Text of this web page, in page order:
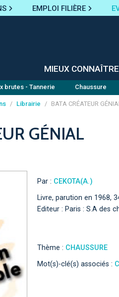
EMPLOI FILIÈRE
MIEUX
brutes - Tannerie Chaussure
/ Librairie / BATA CRÉATEUR
GÉNIAL
Par : CEKOTA(A.)
Livre, parution en 1968,
Editeur : Paris : S.A des
Thème : CHAUSSURE
Mot(s)-clé(s) associés :